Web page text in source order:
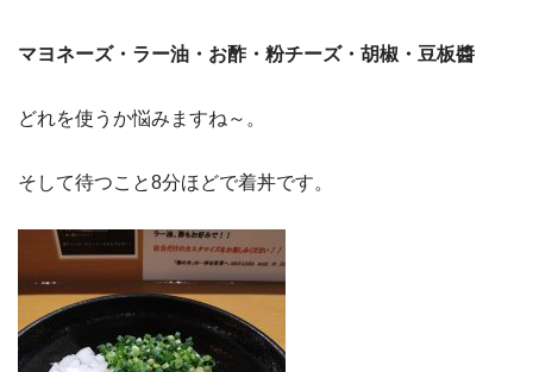
マヨネーズ・ラー油・お酢・粉チーズ・胡椒・豆板醬
どれを使うか悩みますね～。
そして待つこと8分ほどで着丼です。